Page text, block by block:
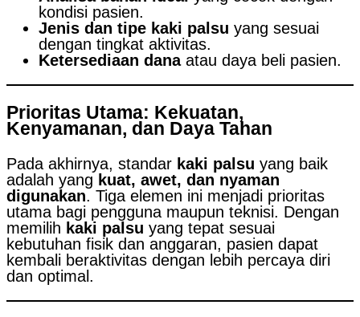
kondisi pasien.
Jenis dan tipe kaki palsu yang sesuai
dengan tingkat aktivitas.
Ketersediaan danaatau daya beli pasien.
Prioritas Utama: Kekuatan,
Kenyamanan, dan Daya Tahan
Pada akhirnya, standar kaki palsu yang baik
adalah yang kuat, awet, dan nyaman
digunakan. Tiga elemen ini menjadi prioritas
utama bagi pengguna maupun teknisi. Dengan
memilih kaki palsu yang tepat sesuai
kebutuhan fisik dan anggaran, pasien dapat
kembali beraktivitas dengan lebih percaya diri
dan optimal.